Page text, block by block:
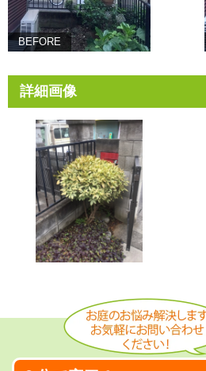
BEFORE
詳細画像